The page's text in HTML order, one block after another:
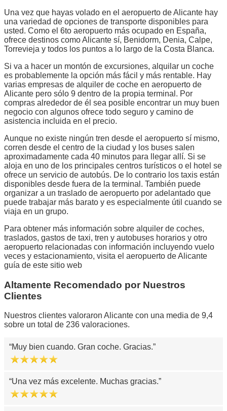
Una vez que hayas volado en el aeropuerto de Alicante hay
una variedad de opciones de transporte disponibles para
usted. Como el 6to aeropuerto más ocupado en España,
ofrece destinos como Alicante sí, Benidorm, Denia, Calpe,
Torrevieja y todos los puntos a lo largo de la Costa Blanca.
Si va a hacer un montón de excursiones, alquilar un coche
es probablemente la opción más fácil y más rentable. Hay
varias empresas de alquiler de coche en aeropuerto de
Alicante pero sólo 9 dentro de la propia terminal. Por
compras alrededor de él sea posible encontrar un muy buen
negocio con algunos ofrece todo seguro y camino de
asistencia incluida en el precio.
Aunque no existe ningún tren desde el aeropuerto sí mismo,
corren desde el centro de la ciudad y los buses salen
aproximadamente cada 40 minutos para llegar allí. Si se
aloja en uno de los principales centros turísticos o el hotel se
ofrece un servicio de autobús. De lo contrario los taxis están
disponibles desde fuera de la terminal. También puede
organizar a un traslado de aeropuerto por adelantado que
puede trabajar más barato y es especialmente útil cuando se
viaja en un grupo.
Para obtener más información sobre alquiler de coches,
traslados, gastos de taxi, tren y autobuses horarios y otro
aeropuerto relacionadas con información incluyendo vuelo
veces y estacionamiento, visita el aeropuerto de Alicante
guía de este sitio web
Altamente Recomendado por Nuestros
Clientes
Nuestros clientes valoraron Alicante con una media de 9,4
sobre un total de 236 valoraciones.
Muy bien cuando. Gran coche. Gracias.
Una vez más excelente. Muchas gracias.